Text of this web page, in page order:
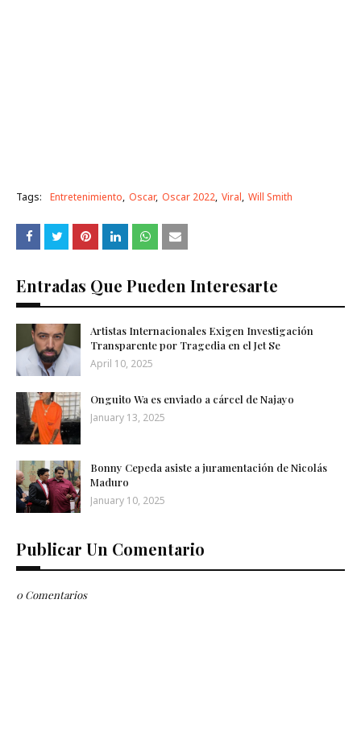
Tags: Entretenimiento Oscar Oscar 2022 Viral Will Smith
Entradas Que Pueden Interesarte
Artistas Internacionales Exigen Investigación
Transparente por Tragedia en el Jet Se
April 10, 2025
Onguito Wa es enviado a cárcel de Najayo
January 13, 2025
Bonny Cepeda asiste a juramentación de Nicolás
Maduro
January 10, 2025
Publicar Un Comentario
0 Comentarios